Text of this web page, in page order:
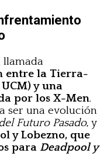
llamada
entre la Tierra-
y una
por los X-Men.
ser una evolución
Futuro Pasado, y
y Lobezno, que
para Deadpool y